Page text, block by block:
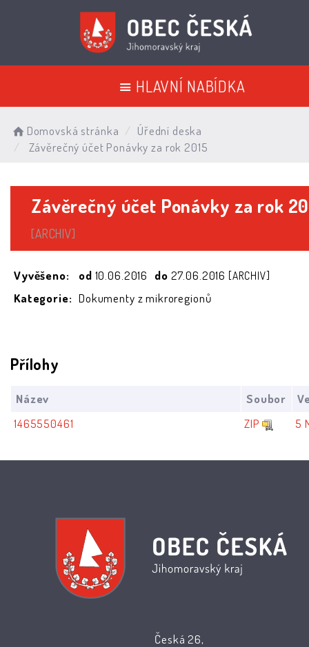
HLAVNÍ NABÍDKA
Domovská stránka
Úřední deska
Závěrečný účet Ponávky za rok 2015
Závěrečný účet Ponávky za rok
[ARCHIV]
Vyvěšeno: od 10.06.2016 do 27.06.2016 [ARCHIV]
Kategorie: Dokumenty z mikroregionů
Přílohy
Název Soubor
1465550461
ZIP 5
Česká 26,